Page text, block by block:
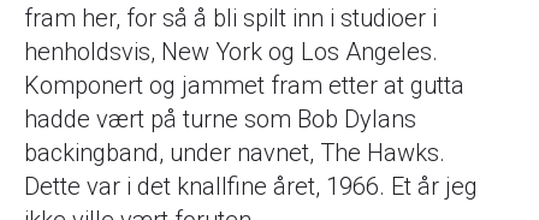
fram her, for så å bli spilt inn i studioer i
henholdsvis, New York og Los Angeles.
Komponert og jammet fram etter at gutta
hadde vært på turne som Bob Dylans
backingband, under navnet, The Hawks.
Dette var i det knallfine året, 1966. Et år jeg